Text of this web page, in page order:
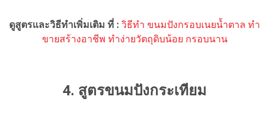
ดูสูตรและวิธีทำเพิ่มเติม ที่ : วิธีทำ ขนมปังกรอบเนยน้ำตาล ทำ
ขายสร้างอาชีพ ทำง่ายวัตถุดิบน้อย กรอบนาน
4. สูตรขนมปังกระเทียม